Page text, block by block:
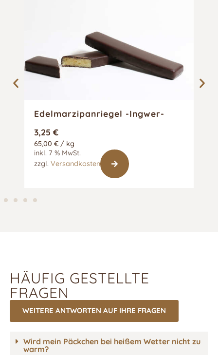
Edelmarzipanriegel -Ingwer-
3,25 €
65,00 € / kg
inkl. 7 % MwSt.
zzgl. Versandkosten
HÄUFIG GESTELLTE
FRAGEN
WEITERE ANTWORTEN AUF IHRE FRAGEN
Wird mein Päckchen bei heißem Wetter nicht zu
warm?